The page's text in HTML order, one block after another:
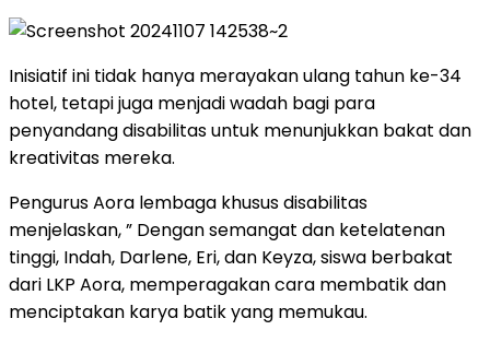
Inisiatif ini tidak hanya merayakan ulang tahun ke-34
hotel, tetapi juga menjadi wadah bagi para
penyandang disabilitas untuk menunjukkan bakat dan
kreativitas mereka.
Pengurus Aora lembaga khusus disabilitas
menjelaskan, ” Dengan semangat dan ketelatenan
tinggi, Indah, Darlene, Eri, dan Keyza, siswa berbakat
dari LKP Aora, memperagakan cara membatik dan
menciptakan karya batik yang memukau.